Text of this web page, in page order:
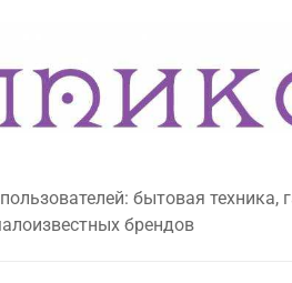
бытовая
брендов